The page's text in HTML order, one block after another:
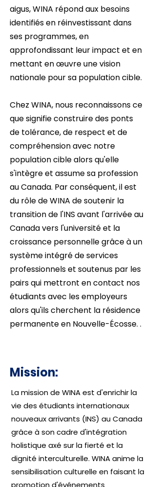
aigus, WINA répond aux besoins
identifiés en réinvestissant dans
ses programmes, en
approfondissant leur impact et en
mettant en œuvre une vision
nationale pour sa population cible.
Chez WINA, nous reconnaissons ce
que signifie construire des ponts
de tolérance, de respect et de
compréhension avec notre
population cible alors qu'elle
s'intègre et assume sa profession
au Canada. Par conséquent, il est
du rôle de WINA de soutenir la
transition de l'INS avant l'arrivée au
Canada vers l'université et la
croissance personnelle grâce à un
système intégré de services
professionnels et soutenus par les
pairs qui mettront en contact nos
étudiants avec les employeurs
alors qu'ils cherchent la résidence
permanente en Nouvelle-Écosse. .
Mission:
La mission de WINA est d'enrichir la
vie des étudiants internationaux
nouveaux arrivants (INS) au Canada
grâce à son cadre d'intégration
holistique axé sur la fierté et la
dignité interculturelle. WINA anime la
sensibilisation culturelle en faisant la
promotion d'événements